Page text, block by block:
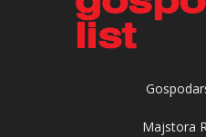
Majstora